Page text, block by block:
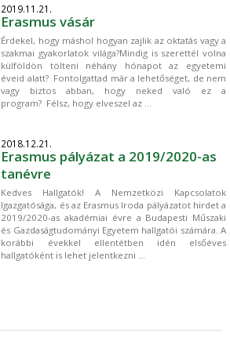
2019.11.21.
Erasmus vásár
Érdekel, hogy máshol hogyan zajlik az oktatás vagy a
szakmai gyakorlatok világa?Mindig is szerettél volna
külföldön tölteni néhány hónapot az egyetemi
éveid alatt? Fontolgattad már a lehetőséget, de nem
vagy biztos abban, hogy neked való ez a
program? Félsz, hogy elveszel az ...
2018.12.21.
Erasmus pályázat a 2019/2020-as
tanévre
Kedves Hallgatók! A Nemzetközi Kapcsolatok
Igazgatósága, és az Erasmus Iroda pályázatot hirdet a
2019/2020-as akadémiai évre a Budapesti Műszaki
és Gazdaságtudományi Egyetem hallgatói számára. A
korábbi évekkel ellentétben idén elsőéves
hallgatóként is lehet jelentkezni ...